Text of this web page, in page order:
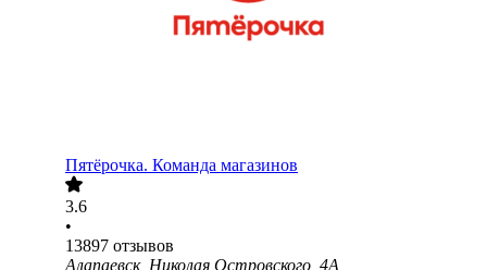
Пятёрочка. Команда магазинов
3.6
•
13897 отзывов
Алапаевск, Николая Островского, 4А